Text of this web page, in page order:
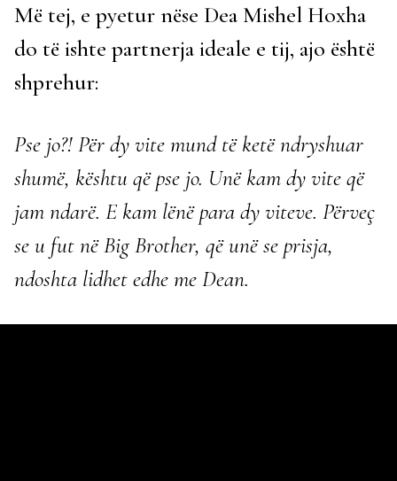
Më tej, e pyetur nëse Dea Mishel Hoxha
do të ishte partnerja ideale e tij, ajo është
shprehur:
Pse jo?! Për dy vite mund të ketë ndryshuar
shumë, kështu që pse jo. Unë kam dy vite që
jam ndarë. E kam lënë para dy viteve. Përveç
se u fut në Big Brother, që unë se prisja,
ndoshta lidhet edhe me Dean.